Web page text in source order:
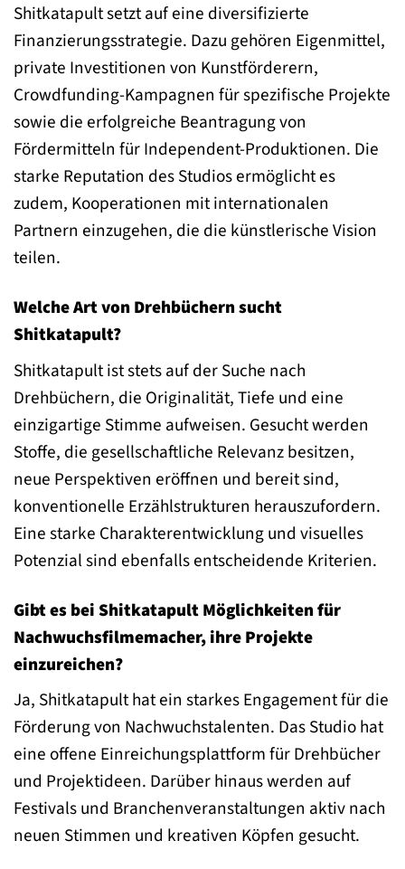
Shitkatapult setzt auf eine diversifizierte
Finanzierungsstrategie. Dazu gehören Eigenmittel,
private Investitionen von Kunstförderern,
Crowdfunding-Kampagnen für spezifische Projekte
sowie die erfolgreiche Beantragung von
Fördermitteln für Independent-Produktionen. Die
starke Reputation des Studios ermöglicht es
zudem, Kooperationen mit internationalen
Partnern einzugehen, die die künstlerische Vision
teilen.
Welche Art von Drehbüchern sucht
Shitkatapult?
Shitkatapult ist stets auf der Suche nach
Drehbüchern, die Originalität, Tiefe und eine
einzigartige Stimme aufweisen. Gesucht werden
Stoffe, die gesellschaftliche Relevanz besitzen,
neue Perspektiven eröffnen und bereit sind,
konventionelle Erzählstrukturen herauszufordern.
Eine starke Charakterentwicklung und visuelles
Potenzial sind ebenfalls entscheidende Kriterien.
Gibt es bei Shitkatapult Möglichkeiten für
Nachwuchsfilmemacher, ihre Projekte
einzureichen?
Ja, Shitkatapult hat ein starkes Engagement für die
Förderung von Nachwuchstalenten. Das Studio hat
eine offene Einreichungsplattform für Drehbücher
und Projektideen. Darüber hinaus werden auf
Festivals und Branchenveranstaltungen aktiv nach
neuen Stimmen und kreativen Köpfen gesucht.